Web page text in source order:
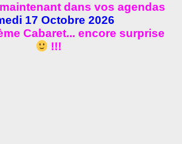
dans vos agendas
17 Octobre 2026
Cabaret... encore surprise
!!!